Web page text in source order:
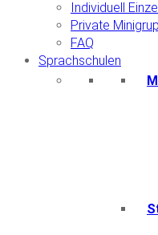
Individuell
Private
FAQ
Sprachschulen